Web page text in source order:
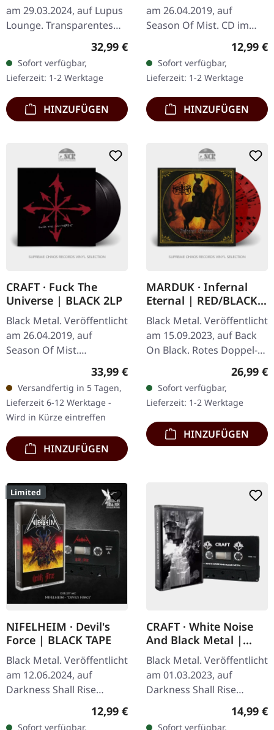
am 29.03.2024, auf Lupus
Lounge. Transparentes
Doppel-Vinyl im Gatefold-
Cover. Limitiert auf 400
Exemplare. Diese…
Regulärer Preis:
32,99 €
Sofort verfügbar,
Lieferzeit: 1-2 Werktage
HINZUFÜGEN
am 26.04.2019, auf
Season Of Mist. CD im
Jewelcase mit Bonus-
Universe" stellt ein
kraftvolles Statement…
12,99 €
Sofort verfügbar,
Lieferzeit: 1-2 Werktage
HINZUFÜGEN
CRAFT · Fuck The
Universe | BLACK 2LP
Black Metal. Veröffentlicht
am 26.04.2019, auf
Season Of Mist.
Schwarzes Doppel-Vinyl
im Gatefold-Cover. Die
schwedischen Black
Metal-Meister Craft…
Regulärer Preis:
33,99 €
Versandfertig in 5 Tagen,
Lieferzeit 6-12 Werktage -
Wird in Kürze eintreffen
HINZUFÜGEN
MARDUK · Infernal
Eternal | RED/BLACK
SPLATTER 2LP
Black Metal. Veröffentlicht
am 15.09.2023, auf Back
On Black. Rotes Doppel-
Vinyl mit schwarzem
Splatter im Gatefold-
Cover. Marduk liefern
mit…
26,99 €
Sofort verfügbar,
Lieferzeit: 1-2 Werktage
HINZUFÜGEN
Limited
NIFELHEIM · Devil's
Force | BLACK TAPE
Black Metal. Veröffentlicht
am 12.06.2024, auf
Darkness Shall Rise
Productions. Schwarzes
Tape mit 4-seitigem J-
Regulärer Preis:
12,99 €
Sofort verfügbar,
CRAFT · White Noise
And Black Metal |
BLACK TAPE
Black Metal. Veröffentlicht
am 01.03.2023, auf
Darkness Shall Rise
Productions. A1 The
Cosmic Sphere Falls A2
14,99 €
Sofort verfügbar,